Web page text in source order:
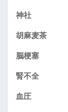
神社
胡麻麦茶
脳梗塞
腎不全
血圧